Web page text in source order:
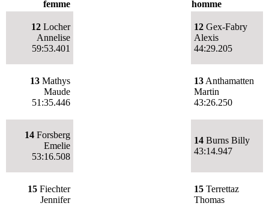
12 Locher
Annelise
59:53.401
12 Gex-Fabry
Alexis
44:29.205
13 Mathys
Maude
51:35.446
13 Anthamatten
Martin
43:26.250
14 Forsberg
Emelie
53:16.508
14 Burns Billy
43:14.947
15 Fiechter
Jennifer
15 Terrettaz
Thomas